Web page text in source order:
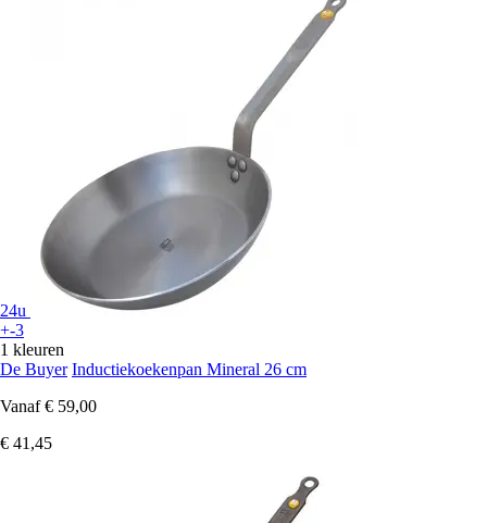
24u
+-3
1 kleuren
De Buyer Inductiekoekenpan Mineral 26 cm
Vanaf € 59,00
€ 41,45